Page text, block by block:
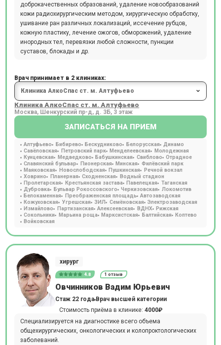
доброкачественных образований, удаление новообразований
кожи радиохирургическим методом, хирургическую обработку,
ушивание ран различных локализаций, иссечение рубцов,
кожную пластику, лечение ожогов, обморожений, удаление
инородных тел, перевязки любой сложности, пункции
суставов, блокады и др.
Врач принимает в 2 клиниках:
Клиника АлкоСпас ст. м. Алтуфьево
Москва, Шенкурский пр-д, д. 3Б, 3 этаж
ЗАПИСАТЬСЯ НА ПРИЕМ
Алтуфьево Бибирево Бескудниково Белорусская
Динамо
Савёловская
Петровский парк Менделеевская
Молодежная
Кунцевская
Медведково Бабушкинская Свиблово
Отрадное
Славянский бульвар
Пионерская Минская
Филёвский парк
Маяковская
Новослободская Пушкинская
Речной вокзал
Ховрино
Планерная Сходненская
Водный стадион
Пролетарская
Крестьянская застава Павелецкая
Таганская
Дубровка
Бульвар Рокоссовского Черкизовская
Локомотив
Белокаменная
Преображенская площадь Автозаводская
Кожуховская
Угрешская ЗИЛ Семёновская
Электрозаводская
Измайлово
Партизанская Алексеевская ВДНХ Рижская
Сокольники
Марьина роща Марксистская Балтийская
Коптево
Войковская
хирург
4.8 1 отзыв
Овчинников Вадим Юрьевич
Стаж 22 года Врач высшей категории
Стоимость приёма в клинике: 4000₽
Специализируется на диагностике всего объема
общехирургических, онкологических и колопроктологических
заболеваний.